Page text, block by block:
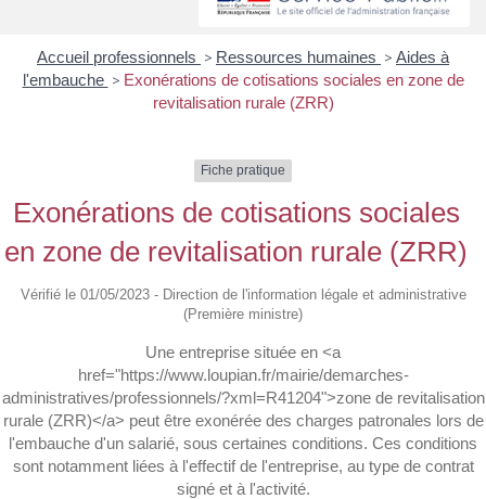
Accueil professionnels > Ressources humaines > Aides à
l'embauche > Exonérations de cotisations sociales en zone de
revitalisation rurale (ZRR)
Fiche pratique
Exonérations de cotisations sociales
en zone de revitalisation rurale (ZRR)
Vérifié le 01/05/2023 - Direction de l'information légale et administrative
(Première ministre)
Une entreprise située en <a
href="https://www.loupian.fr/mairie/demarches-
administratives/professionnels/?xml=R41204">zone de revitalisation
rurale (ZRR)</a> peut être exonérée des charges patronales lors de
l'embauche d'un salarié, sous certaines conditions. Ces conditions
sont notamment liées à l'effectif de l'entreprise, au type de contrat
signé et à l'activité.